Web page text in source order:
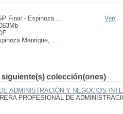
Final - Espinoza ...
Manrique, ...
Ver/
siguiente(s) colección(ones)
ADMINISTRACIÓN Y NEGOCIOS
PROFESIONAL DE